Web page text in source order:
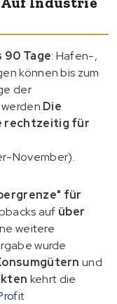
Tage: Hafen-,
können bis zum
der
Die
rechtzeitig für
November).
für
auf über
weitere
wurde
und
kehrt die